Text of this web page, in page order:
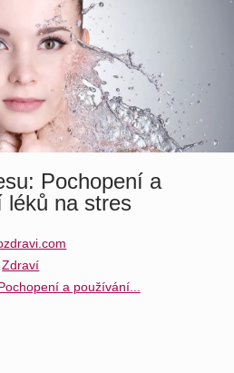
Pochopení a
léků na stres
Zdraví
a používání...